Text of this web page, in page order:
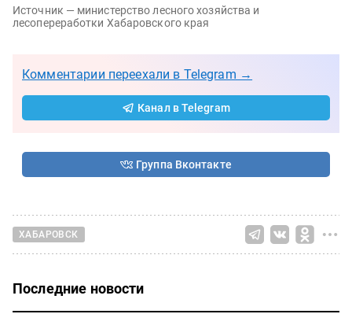
Источник — министерство лесного хозяйства и
лесопереработки Хабаровского края
Комментарии переехали в Telegram →
Канал в Telegram
Группа Вконтакте
ХАБАРОВСК
Последние новости